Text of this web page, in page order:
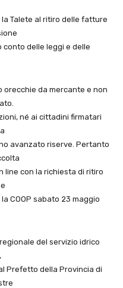
Talete al ritiro delle fatture
delle leggi e delle
da mercante e non
né ai cittadini firmatari
avanzato riserve. Pertanto
line con la richiesta di ritiro
COOP sabato 23 maggio
del servizio idrico
Prefetto della Provincia di